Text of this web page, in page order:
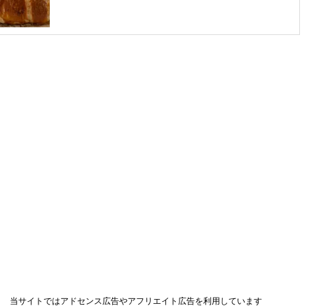
当サイトではアドセンス広告やアフリエイト広告を利用しています